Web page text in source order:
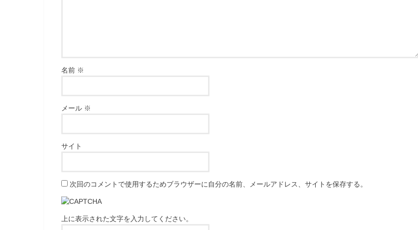
名前 ※
メール ※
サイト
次回のコメントで使用するためブラウザーに自分の名前、メールアドレス、サイトを保存する。
上に表示された文字を入力してください。